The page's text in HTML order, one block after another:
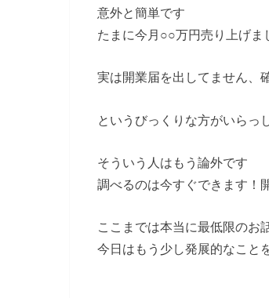
意外と簡単です
たまに今月○○万円売り上げま
実は開業届を出してません、
というびっくりな方がいらっ
そういう人はもう論外です
調べるのは今すぐできます！
ここまでは本当に最低限のお
今日はもう少し発展的なこと